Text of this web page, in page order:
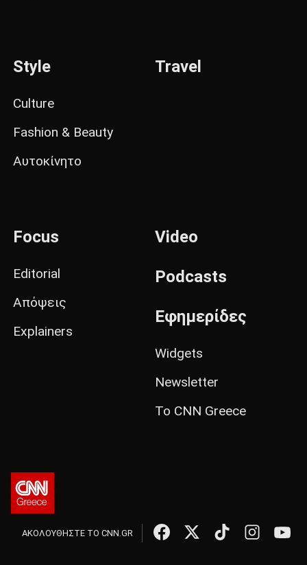
Style
Culture
Fashion & Beauty
Αυτοκίνητο
Travel
Focus
Editorial
Απόψεις
Explainers
Video
Podcasts
Εφημερίδες
Widgets
Newsletter
Το CNN Greece
ΑΚΟΛΟΥΘΗΣΤΕ ΤΟ CNN.GR